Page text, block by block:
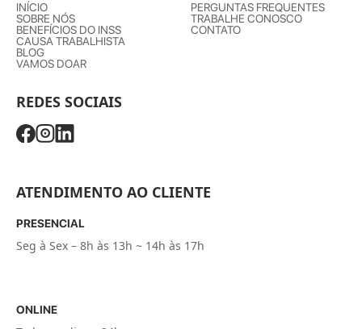
INÍCIO
SOBRE NÓS
BENEFÍCIOS DO INSS
CAUSA TRABALHISTA
BLOG
VAMOS DOAR
PERGUNTAS FREQUENTES
TRABALHE CONOSCO
CONTATO
REDES SOCIAIS
ATENDIMENTO AO CLIENTE
PRESENCIAL
Seg à Sex – 8h às 13h ~ 14h às 17h
ONLINE